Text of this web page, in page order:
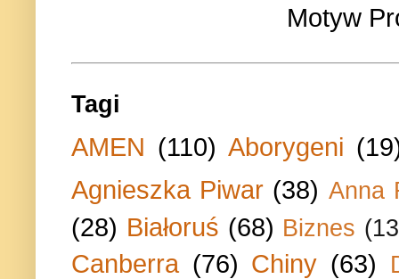
Motyw
Tagi
AMEN (110) Aborygeni
Agnieszka Piwar (38) Anna
(28) Białoruś (68) Biznes
Canberra (76) Chiny (63)